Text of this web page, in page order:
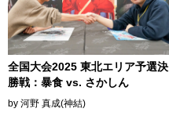
全国大会2025 東北エリア予選決
勝戦：暴食 vs. さかしん
by 河野 真成(神結)